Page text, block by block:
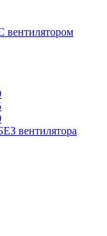
вентилятором
вентилятора